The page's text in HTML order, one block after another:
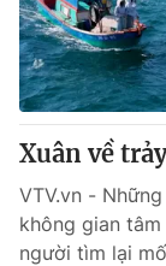
Xuân về
VTV.vn -
không gian
người tìm lại